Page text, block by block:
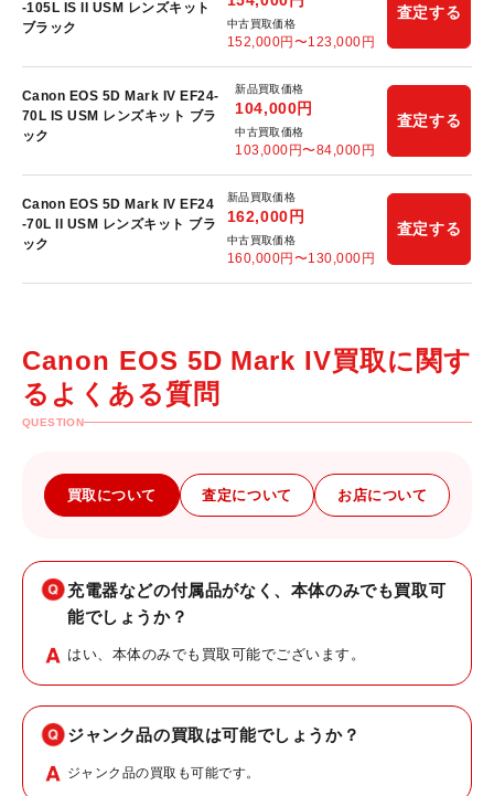
-105L IS II USM レンズキット
ブラック
中古買取価格
152,000円〜123,000円
査定する
Canon EOS 5D Mark IV EF24-
70L IS USM レンズキット ブラ
ック
新品買取価格
104,000円
中古買取価格
103,000円〜84,000円
査定する
Canon EOS 5D Mark IV EF24
-70L II USM レンズキット ブラ
ック
新品買取価格
162,000円
中古買取価格
160,000円〜130,000円
査定する
Canon EOS 5D Mark IV買取に関す
るよくある質問
QUESTION
買取について 査定について お店について
充電器などの付属品がなく、本体のみでも買取可
能でしょうか？
はい、本体のみでも買取可能でございます。
ジャンク品の買取は可能でしょうか？
ジャンク品の買取も可能です。